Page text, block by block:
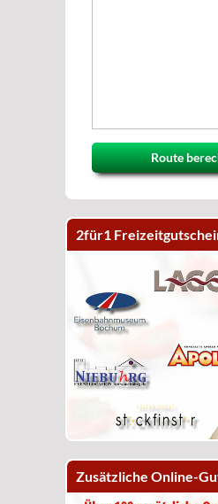
Route
2für1
Zusätzliche Online-